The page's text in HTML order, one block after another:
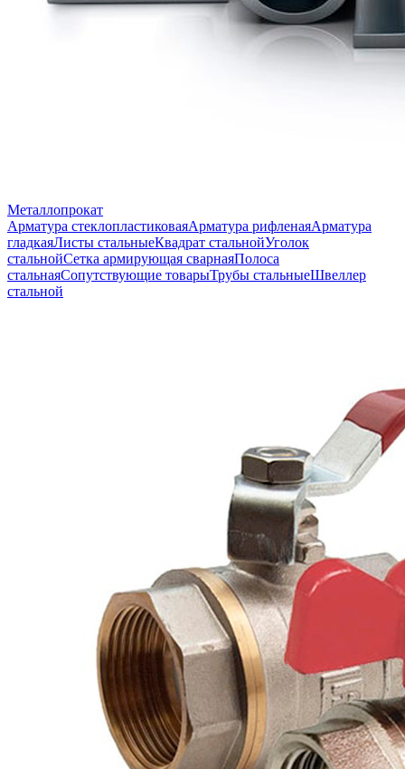
Металлопрокат
Арматура стеклопластиковаяАрматура рифленаяАрматура
гладкаяЛисты стальныеКвадрат стальнойУголок
стальнойСетка армирующая сварнаяПолоса
стальнаяСопутствующие товарыТрубы стальныеШвеллер
стальной